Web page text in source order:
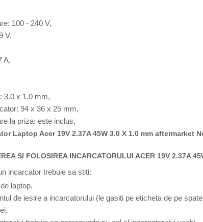
100 - 240 V,
V,
A,
3.0 x 1.0 mm,
94 x 36 x 25 mm,
la priza: este inclus,
Laptop Acer 19V 2.37A 45W 3.0 X 1.0 mm aftermarket
SI FOLOSIREA INCARCATORULUI ACER 19V 2.37A
incarcator trebuie sa stiti:
laptop.
de iesire a incarcatorului (le gasiti pe eticheta de pe